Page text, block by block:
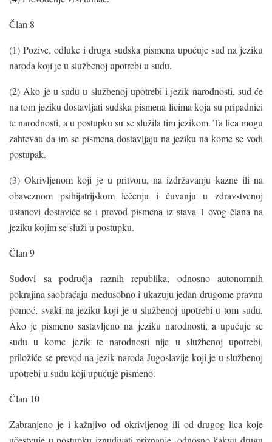
Član 8
(1) Pozive, odluke i druga sudska pismena upućuje sud na jeziku
naroda koji je u službenoj upotrebi u sudu.
(2) Ako je u sudu u službenoj upotrebi i jezik narodnosti, sud će
na tom jeziku dostavljati sudska pismena licima koja su pripadnici
te narodnosti, a u postupku su se služila tim jezikom. Ta lica mogu
zahtevati da im se pismena dostavljaju na jeziku na kome se vodi
postupak.
(3) Okrivljenom koji je u pritvoru, na izdržavanju kazne ili na
obaveznom psihijatrijskom lečenju i čuvanju u zdravstvenoj
ustanovi dostaviće se i prevod pismena iz stava 1 ovog člana na
jeziku kojim se služi u postupku.
Član 9
Sudovi sa područja raznih republika, odnosno autonomnih
pokrajina saobraćaju međusobno i ukazuju jedan drugome pravnu
pomoć, svaki na jeziku koji je u službenoj upotrebi u tom sudu.
Ako je pismeno sastavljeno na jeziku narodnosti, a upućuje se
sudu u kome jezik te narodnosti nije u službenoj upotrebi,
priložiće se prevod na jezik naroda Jugoslavije koji je u službenoj
upotrebi u sudu koji upućuje pismeno.
Član 10
Zabranjeno je i kažnjivo od okrivljenog ili od drugog lica koje